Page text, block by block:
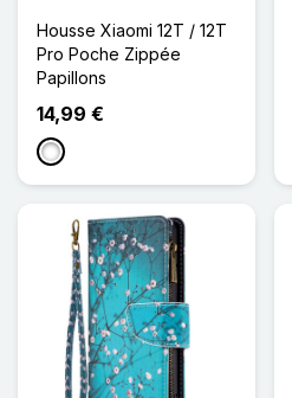
Housse Xiaomi 12T / 12T
Pro Poche Zippée
Papillons
14,99 €
Blanc